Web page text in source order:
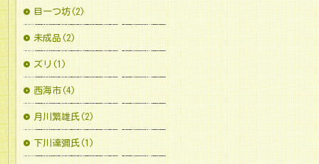
目一つ坊(2)
未成品(2)
ズリ(1)
西海市(4)
月川繁雄氏(2)
下川達彌氏(1)